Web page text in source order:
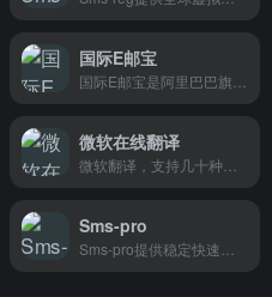
国际E邮宝
微软在线翻译
Sms-pro